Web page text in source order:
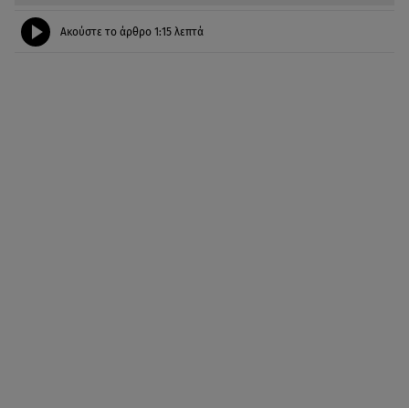
Ακούστε το άρθρο 1:15 λεπτά